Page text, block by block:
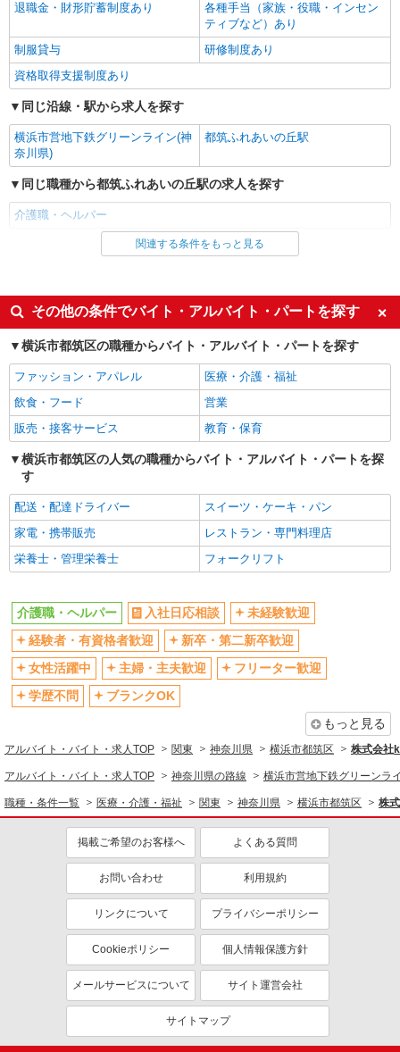
退職金・財形貯蓄制度あり
各種手当（家族・役職・インセン
ティブなど）あり
制服貸与
研修制度あり
資格取得支援制度あり
同じ沿線・駅から求人を探す
横浜市営地下鉄グリーンライン(神
奈川県)
都筑ふれあいの丘駅
同じ職種から都筑ふれあいの丘駅の求人を探す
介護職・ヘルパー
同じ雇用形態から都筑ふれあいの丘駅の求人を探す
同じ特徴から都筑ふれあいの丘駅の求人を探す
入社日応相談
未経験歓迎
経験者・有資格者歓迎
新卒・第二新卒歓迎
女性活躍中
主婦・主夫歓迎
フリーター歓迎
学歴不問
ブランクOK
ミドル（40代～）活躍中
エルダー（50代～）活躍中
シニア（60代～）活躍中
高収入・高額
ボーナス・賞与あり
昇給あり
完全週休2日制
フルタイム歓迎
禁煙・分煙
駅直結・駅チカ
車通勤OK
残業少なめ（月20h未満）
交通費支給
社会保険あり
産休・育休取得実績あり
退職金・財形貯蓄制度あり
各種手当（家族・役職・インセン
資格取得支援制度あり
同じ職種から求人を探す
医療・介護・福祉
介護職・ヘルパー
同じ特徴から求人を探す
未経験歓迎
ミドル（40代～）活躍中
ボーナス・賞与あり
車通勤OK
社会保険あり
産休・育休取得実績あり
関連する条件をもっと見る
その他の条件でバイト・アルバイト・パートを探す
横浜市都筑区の職種からバイト・アルバイト・パートを探す
ファッション・アパレル
医療・介護・福祉
飲食・フード
営業
販売・接客サービス
教育・保育
横浜市都筑区の人気の職種からバイト・アルバイト・パートを探
す
配送・配達ドライバー
スイーツ・ケーキ・パン
家電・携帯販売
レストラン・専門料理店
栄養士・管理栄養士
フォークリフト
介護職・ヘルパー 入社日応相談
未経験歓迎
経験者・有資格者歓迎
新卒・第二新卒歓迎
女性活躍中
主婦・主夫歓迎
フリーター歓迎
学歴不問
ブランクOK
もっと見る
アルバイト・バイト・求人TOP 関東 神奈川県 横浜市都筑区 株式会社
アルバイト・バイト・求人TOP 神奈川県の路線 横浜市営地下鉄グリーンラ
職種・条件一覧 医療・介護・福祉 関東 神奈川県 横浜市都筑区 株
掲載ご希望のお客様へ よくある質問
お問い合わせ 利用規約
リンクについて プライバシーポリシー
Cookieポリシー 個人情報保護方針
メールサービスについて サイト運営会社
サイトマップ